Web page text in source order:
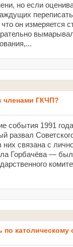
но если
он измеряется
членами ГКЧП?
события 1991
развал
связана с
Горбачёва — был
по католическому